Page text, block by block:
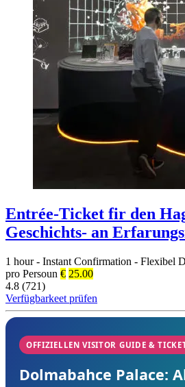
Entrée-Ticket fir den
Geschichts- an
1 hour - Instant Confirmation - Flexibel
pro Persoun € 25.00
4.8 (721)
Verfügbarkeet prüfen
OFFIZIELLEN VISITOR GUIDE &
Dolmabahce Palace: